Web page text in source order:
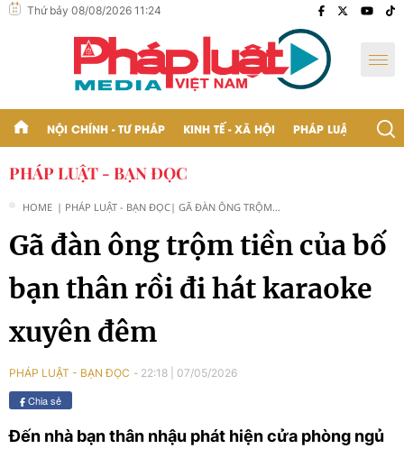
Thứ bảy 08/08/2026 11:24
NỘI CHÍNH - TƯ PHÁP KINH TẾ - XÃ HỘI PHÁP LUẬT - BẠN
PHÁP LUẬT - BẠN ĐỌC
HOME | PHÁP LUẬT - BẠN ĐỌC| GÃ ĐÀN ÔNG TRỘM
RỒI ĐI HÁT KARAOKE
XUYÊN ĐÊM
Gã đàn ông trộm tiền của bố
bạn thân rồi đi hát karaoke
xuyên đêm
PHÁP LUẬT - BẠN ĐỌC 22:18 07/05/2026
Chia sẻ
Đến nhà bạn thân nhậu phát hiện cửa phòng ngủ